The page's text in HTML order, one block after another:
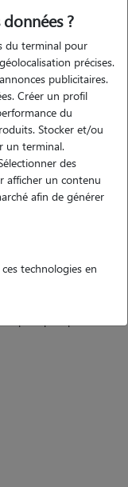
votre chien chez
depuis que je suis
les animaux et
tenir compagnie et
pleine air avec votre
avec eux et leur
?
du terminal pour
précises.
publicitaires.
Créer un profil
du
Stocker et/ou
un terminal.
des
afficher un contenu
afin de générer
technologies en